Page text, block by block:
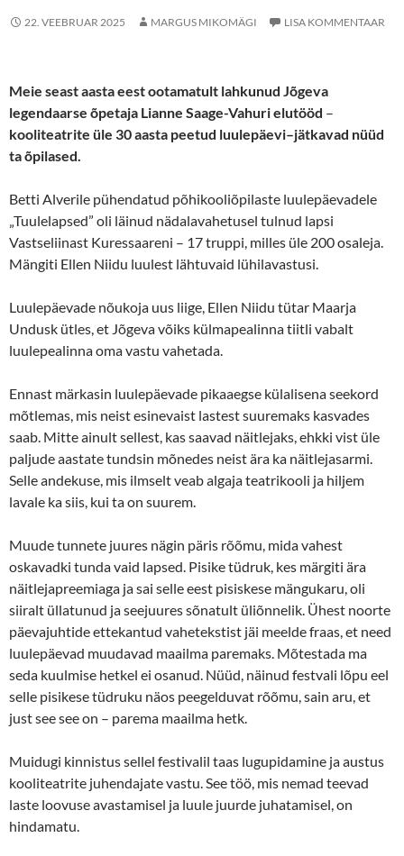
22. VEEBRUAR 2025 MARGUS MIKOMÄGI LISA KOMMENTAAR
Meie seast aasta eest ootamatult lahkunud Jõgeva
legendaarse õpetaja Lianne Saage-Vahurielutööd –
kooliteatrite üle 30 aasta peetud luulepäevi–jätkavad nüüd
taõpilased.
Betti Alverile pühendatud põhikooliõpilaste luulepäevadele
„Tuulelapsed” oli läinud nädalavahetusel tulnud lapsi
Vastseliinast Kuressaareni – 17 truppi, milles üle 200 osaleja.
Mängiti Ellen Niidu luulest lähtuvaid lühilavastusi.
Luulepäevade nõukoja uus liige, Ellen Niidu tütar Maarja
Undusk ütles, et Jõgeva võiks külmapealinna tiitli vabalt
luulepealinna oma vastu vahetada.
Ennast märkasin luulepäevade pikaaegse külalisena seekord
mõtlemas, mis neist esinevaist lastest suuremaks kasvades
saab. Mitte ainult sellest, kas saavad näitlejaks, ehkki vist üle
paljude aastate tundsin mõnedes neist ära ka näitlejasarmi.
Selle andekuse, mis ilmselt veab algaja teatrikooli ja hiljem
lavale ka siis, kui ta on suurem.
Muude tunnete juures nägin päris rõõmu, mida vahest
oskavadki tunda vaid lapsed. Pisike tüdruk, kes märgiti ära
näitlejapreemiaga ja sai selle eest pisiskese mängukaru, oli
siiralt üllatunud ja seejuures sõnatult üliõnnelik. Ühest noorte
päevajuhtide ettekantud vahetekstist jäi meelde fraas, et need
luulepäevad muudavad maailma paremaks. Mõtestada ma
seda kuulmise hetkel ei osanud. Nüüd, näinud festvali lõpu eel
selle pisikese tüdruku näos peegelduvat rõõmu, sain aru, et
just see see on – parema maailma hetk.
Muidugi kinnistus sellel festivalil taas lugupidamine ja austus
kooliteatrite juhendajate vastu. See töö, mis nemad teevad
laste loovuse avastamisel ja luule juurde juhatamisel, on
hindamatu.